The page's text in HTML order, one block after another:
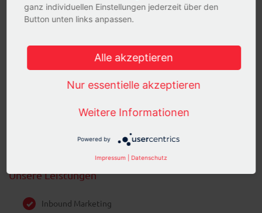
Google-AdWords-Kampagne
Diverse Social-Media-Aktivitäten (u. a. Xing, youTube,
Durch einen konsequenten Content-Marketing-Ansatz mit den
Mehrwert-Medien Erklär-Video und Mini-Studie konnte in kurzer
erzeugt werden. Die nachgelagerte Produktkommunikation fiel
Mail-Marketing-Kampagne wurden so in nur wenigen Wochen
mehr als 200 Leads für ein hochpreisiges Produkt generiert.
Unsere Leistungen
Inbound Marketing
ganz individuellen Einstellungen jederzeit über den
Button unten links anpassen.
Alle akzeptieren
Nur essentielle akzeptieren
Weitere Informationen
Powered by
Impressum Datenschutz